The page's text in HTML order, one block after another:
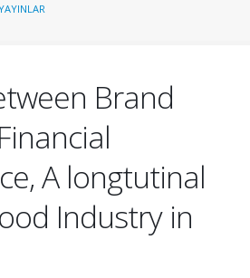
Brand
A longtutinal
Industry in